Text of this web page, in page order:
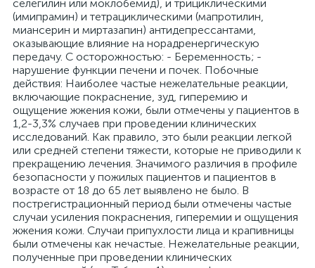
селегилин или моклобемид), и трициклическими
(имипрамин) и тетрациклическими (мапротилин,
миансерин и миртазапин) антидепрессантами,
оказывающие влияние на норадренергическую
передачу. С осторожностью: - Беременность; -
нарушение функции печени и почек. Побочные
действия: Наиболее частые нежелательные реакции,
включающие покраснение, зуд, гиперемию и
ощущение жжения кожи, были отмечены у пациентов в
1,2-3,3% случаев при проведении клинических
исследований. Как правило, это были реакции легкой
или средней степени тяжести, которые не приводили к
прекращению лечения. Значимого различия в профиле
безопасности у пожилых пациентов и пациентов в
возрасте от 18 до 65 лет выявлено не было. В
пострегистрационный период были отмечены частые
случаи усиления покраснения, гиперемии и ощущения
жжения кожи. Случаи припухлости лица и крапивницы
были отмечены как нечастые. Нежелательные реакции,
полученные при проведении клинических